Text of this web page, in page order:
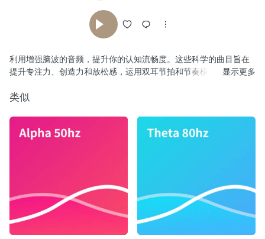
利用增强脑波的音频，提升你的认知流畅度。这些科学的曲目旨在
提升专注力、创造力和放松感，运用双耳节拍和节奏模式来优化你
显示更多
类似